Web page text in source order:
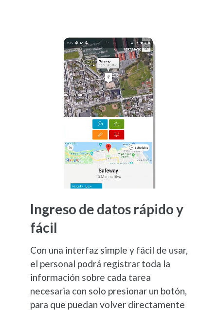
Ingreso de datos rápido y
fácil
Con una interfaz simple y fácil de usar,
el personal podrá registrar toda la
información sobre cada tarea
necesaria con solo presionar un botón,
para que puedan volver directamente